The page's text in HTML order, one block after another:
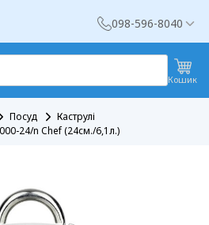
098-596-8040
Кошик
Посуд
Каструлі
24/n Chef (24см./6,1л.)